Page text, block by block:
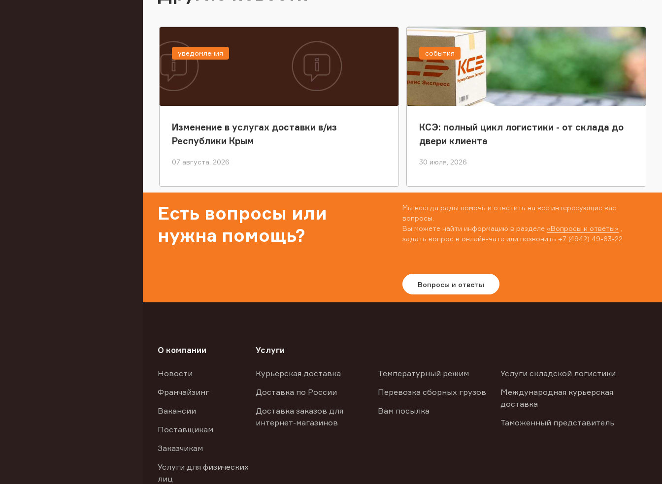
Изменение в услугах доставки в/из
Республики Крым
07 августа, 2026
уведомления
КСЭ: полный цикл логистики - от склада до
двери клиента
30 июля, 2026
события
Есть вопросы или
нужна помощь?
Мы всегда рады помочь и ответить на все интересующие вас
вопросы.
Вы можете найти информацию в разделе «Вопросы и ответы»
задать вопрос в онлайн-чате или позвонить +7 (4942) 49-63-22
Вопросы и ответы
О компании
Новости
Франчайзинг
Вакансии
Поставщикам
Заказчикам
Услуги для физических
лиц
Услуги
Курьерская доставка
Доставка по России
Доставка заказов для
интернет-магазинов
Температурный режим
Перевозка сборных грузов
Вам посылка
Услуги складской логистики
Международная курьерская
доставка
Таможенный представитель